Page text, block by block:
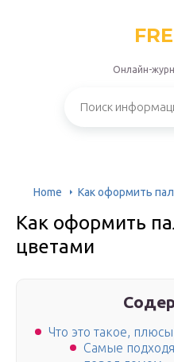
Онлайн-
Home Как оформить
Как оформить
цветами
Что это такое,
Самые